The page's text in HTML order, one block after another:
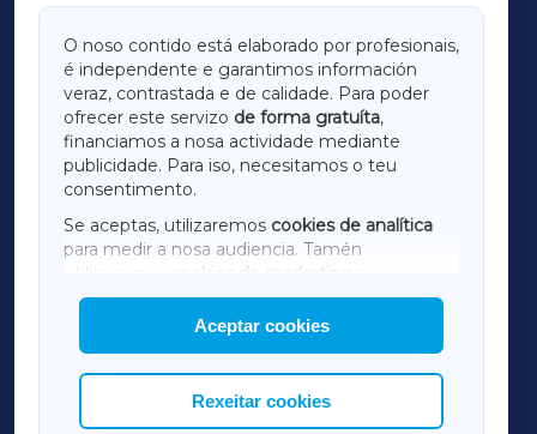
O noso contido está elaborado por profesionais,
é independente e garantimos información
veraz, contrastada e de calidade. Para poder
ofrecer este servizo de forma gratuíta,
financiamos a nosa actividade mediante
publicidade. Para iso, necesitamos o teu
consentimento.
Se aceptas, utilizaremos cookies de analítica
para medir a nosa audiencia. Tamén
utilizaremos
cookies de marketing
mostrar publicidade de terceiros.
Así mesmo, podes personalizar a elección das
cookies que desexas permitir.
Aceptar cookies
Rexeitar cookies
LUGOXA
TERRACHAXA
AMARIÑAXA
RIBEIRASACRAXA
ACORUÑAXA